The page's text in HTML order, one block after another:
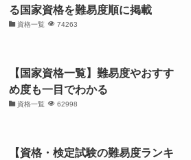
る国家資格を難易度順に掲載
資格一覧 74263
【国家資格一覧】難易度やおすす
め度も一目でわかる
資格一覧 62998
【資格・検定試験の難易度ランキ